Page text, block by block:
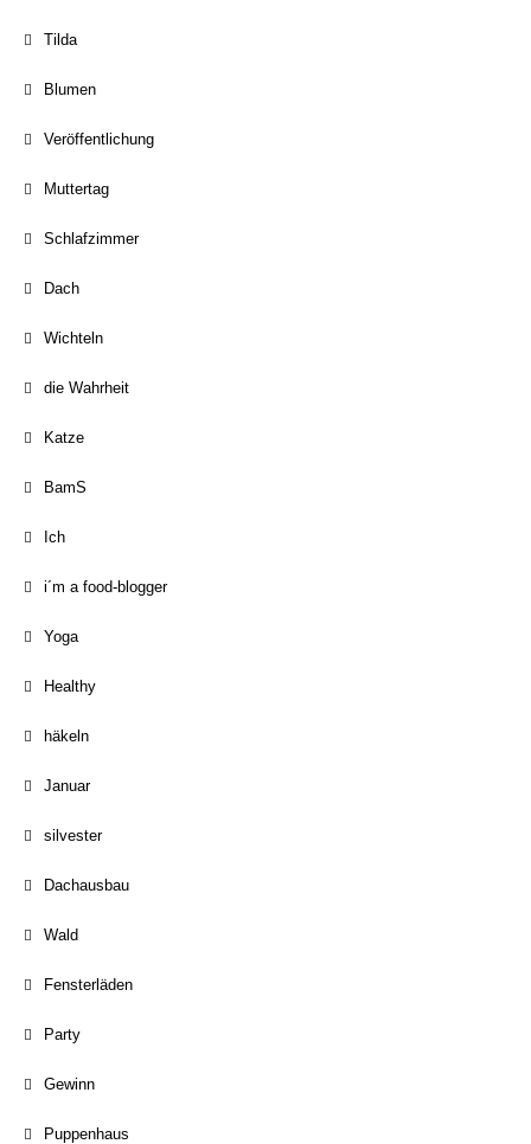
Tilda
Blumen
Veröffentlichung
Muttertag
Schlafzimmer
Dach
Wichteln
die Wahrheit
Katze
BamS
Ich
i´m a food-blogger
Yoga
Healthy
häkeln
Januar
silvester
Dachausbau
Wald
Fensterläden
Party
Gewinn
Puppenhaus